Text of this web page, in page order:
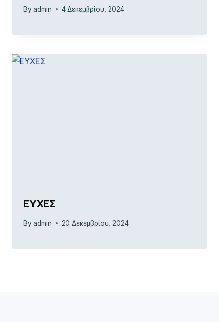
By admin 4 Δεκεμβρίου, 2024
ΕΥΧΕΣ
By admin 20 Δεκεμβρίου, 2024